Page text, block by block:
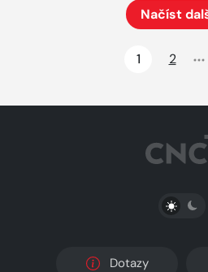
Načíst
1
2
Dotazy